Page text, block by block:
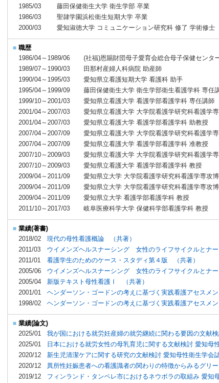
1985/03
藤田保健衛生大学 衛生学部 卒業
1986/03
聖隷学園浜松衛生短期大学 卒業
2000/03
愛知淑徳大学 コミュニケーション研究科 修了 学術修士
■ 職歴
1986/04～1989/06
(社福)恩賜財団母子愛育会総合母子保健センタ
1989/07～1990/03
田那村産婦人科病院 助産師
1990/04～1995/03
愛知県立看護短期大学 看護科 助手
1995/04～1999/09
藤田保健衛生大学 衛生学部衛生看護学科 専任
1999/10～2001/03
愛知県立看護大学 看護学部看護学科 専任講師
2001/04～2007/03
愛知県立看護大学 大学院看護学研究科看護学
2001/04～2007/03
愛知県立看護大学 看護学部看護学科 助教授
2007/04～2007/09
愛知県立看護大学 大学院看護学研究科看護学
2007/04～2007/09
愛知県立看護大学 看護学部看護学科 准教授
2007/10～2009/03
愛知県立看護大学 大学院看護学研究科看護学
2007/10～2009/03
愛知県立看護大学 看護学部看護学科 教授
2009/04～2011/09
愛知県立大学 大学院看護学研究科看護学専攻
2009/04～2011/09
愛知県立大学 大学院看護学研究科看護学専攻
2009/04～2011/09
愛知県立大学 看護学部看護学科 教授
2011/10～2017/03
岐阜医療科学大学 保健科学部看護学科 教授
■ 業績(著書)
2018/02
現代の母性看護概論 （共著）
2011/03
ウイメンズヘルスナーシング 女性のライフサイクルと
2011/01
看護学生のためのケース・スタディ第４版 （共著）
2005/06
ウイメンズヘルスナーシング 女性のライフサイクルとナ
2005/04
新版テキスト母性看護Ⅰ （共著）
2001/01
ヘンダーソン・ゴードンの考えに基づく実践看護アセスメ
1998/02
ヘンダーソン・ゴードンの考えに基づく実践看護アセスメ
■ 業績(論文)
2025/01
我が国における就労妊産婦の就労継続に関わる要因の文献
2025/01
日本における就労女性の母乳育児に関する文献検討 愛知母
2020/12
新生児清潔ケアに関する研究の文献検討 愛知母性衛生学
2020/12
異所性妊娠患者への看護識者の関わりの特徴からみるグ
2019/12
フィンランド・タンペレ市におけるネウボラの取組み 愛知